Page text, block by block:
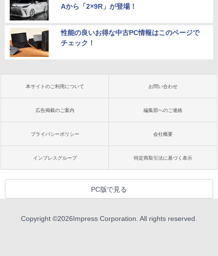
Aから「2×9R」が登場！
性能の良いお得な中古PC情報はこのページで
チェック！
本サイトのご利用について お問い合わせ
広告掲載のご案内 編集部へのご連絡
プライバシーポリシー 会社概要
インプレスグループ 特定商取引法に基づく表示
PC版で見る
Copyright ©2026Impress Corporation. All rights reserved.